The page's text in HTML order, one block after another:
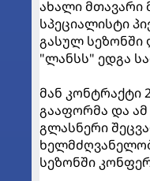
ახალი მთავარი
სპეციალისტი
გასულ სეზონში
"ლანსს" ედგა
მან კონტრაქტი
გააფორმა და
გლასნერი
სეზონში